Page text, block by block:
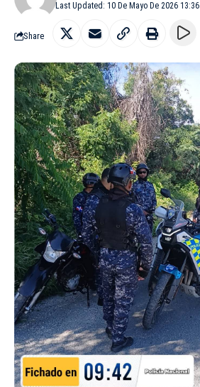
Last Updated: 10 De Mayo De 2026 13:36
Share